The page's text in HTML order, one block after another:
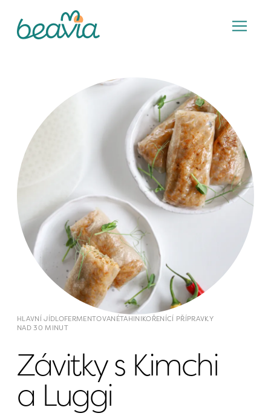
HLAVNÍ JÍDLOFERMENTOVANÉTAHINIKOŘENÍCÍ PŘÍPRAVKY
NAD 30 MINUT
Závitky s Kimchi
a Luggi